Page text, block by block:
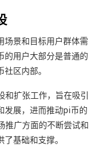
场景和目标用户群体需
的用户大部分是普通的
区内部。
和扩张工作，旨在吸引
发展，进而推动pi币的
推广方面的不断尝试和
基础和支撑。